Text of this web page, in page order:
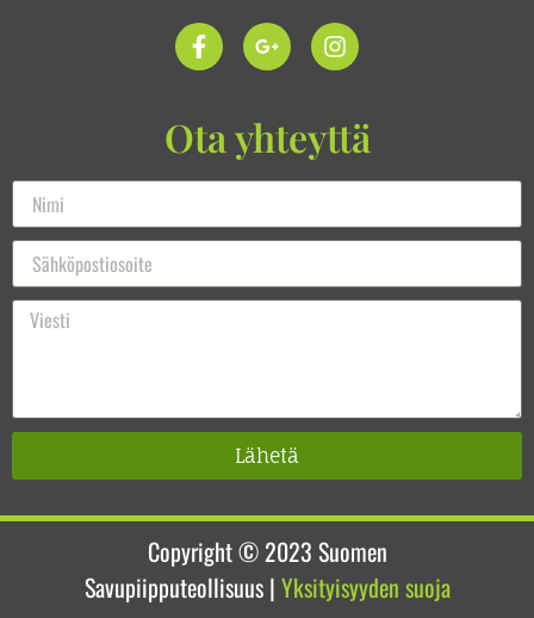
Ota yhteyttä
Lähetä
Copyright © 2023 Suomen
Savupiipputeollisuus| Yksityisyyden suoja